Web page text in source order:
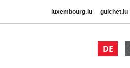
luxembourg.lu guichet.lu
DE